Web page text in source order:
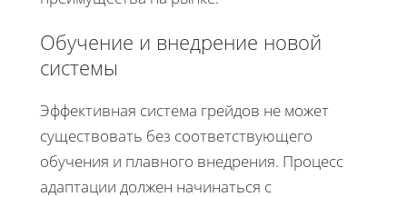
Обучение и внедрение новой
системы
Эффективная система грейдов не может
существовать без соответствующего
обучения и плавного внедрения. Процесс
адаптации должен начинаться с